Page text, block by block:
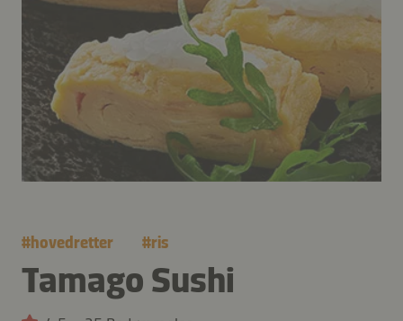
#hovedretter #ris
Tamago Sushi